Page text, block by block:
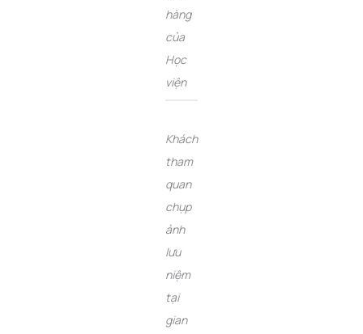
hàng
của
Học
viện
Khách
tham
quan
chụp
ảnh
lưu
niệm
tại
gian